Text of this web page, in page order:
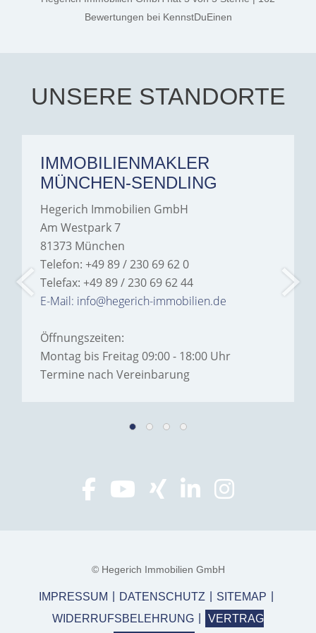
very confident, smart and
kind. Best of luck to her in
all her endeavors. Thank
Bewertungen bei KennstDuEinen
UNSERE STANDORTE
IMMOBILIENMAKLER
MÜNCHEN-SENDLING
Hegerich Immobilien GmbH
Am Westpark 7
81373 München
Telefon: +49 89 / 230 69 62 0
Telefax: +49 89 / 230 69 62 44
E-Mail: info@hegerich-immobilien.de
Öffnungszeiten:
Montag bis Freitag 09:00 - 18:00 Uhr
Termine nach Vereinbarung
© Hegerich Immobilien GmbH
IMPRESSUM DATENSCHUTZ
SITEMAP
WIDERRUFSBELEHRUNG
VERTRAG